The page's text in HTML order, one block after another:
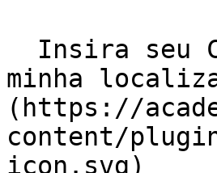
minha
(https://
content/
icon.svg)